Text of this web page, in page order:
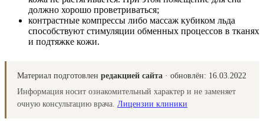
должно хорошо проветриваться;
контрастные компрессы либо массаж кубиком льда
способствуют стимуляции обменных процессов в тканях
и подтяжке кожи.
Материал подготовлен редакцией сайта · обновлён: 16.03.2022
Информация носит ознакомительный характер и не заменяет
очную консультацию врача. Лицензии клиники